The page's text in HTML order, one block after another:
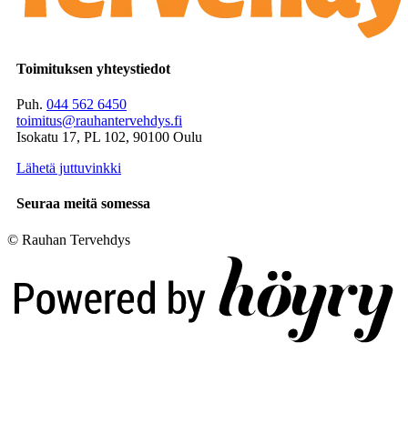
Toimituksen yhteystiedot
Puh. 044 562 6450
toimitus@rauhantervehdys.fi
Isokatu 17, PL 102, 90100 Oulu
Lähetä juttuvinkki
Seuraa meitä somessa
© Rauhan Tervehdys